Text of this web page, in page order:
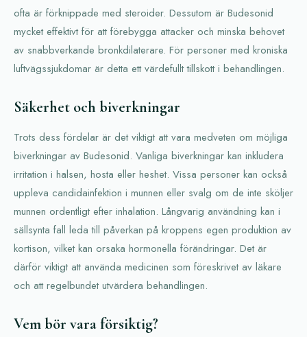
ofta är förknippade med steroider. Dessutom är Budesonid
mycket effektivt för att förebygga attacker och minska behovet
av snabbverkande bronkdilaterare. För personer med kroniska
luftvägssjukdomar är detta ett värdefullt tillskott i behandlingen.
Säkerhet och biverkningar
Trots dess fördelar är det viktigt att vara medveten om möjliga
biverkningar av Budesonid. Vanliga biverkningar kan inkludera
irritation i halsen, hosta eller heshet. Vissa personer kan också
uppleva candidainfektion i munnen eller svalg om de inte sköljer
munnen ordentligt efter inhalation. Långvarig användning kan i
sällsynta fall leda till påverkan på kroppens egen produktion av
kortison, vilket kan orsaka hormonella förändringar. Det är
därför viktigt att använda medicinen som föreskrivet av läkare
och att regelbundet utvärdera behandlingen.
Vem bör vara försiktig?